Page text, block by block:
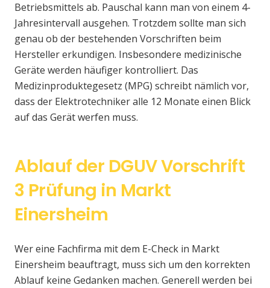
Betriebsmittels ab. Pauschal kann man von einem 4-
Jahresintervall ausgehen. Trotzdem sollte man sich
genau ob der bestehenden Vorschriften beim
Hersteller erkundigen. Insbesondere medizinische
Geräte werden häufiger kontrolliert. Das
Medizinproduktegesetz (MPG) schreibt nämlich vor,
dass der Elektrotechniker alle 12 Monate einen Blick
auf das Gerät werfen muss.
Ablauf der DGUV Vorschrift
3 Prüfung in Markt
Einersheim
Wer eine Fachfirma mit dem E-Check in Markt
Einersheim beauftragt, muss sich um den korrekten
Ablauf keine Gedanken machen. Generell werden bei